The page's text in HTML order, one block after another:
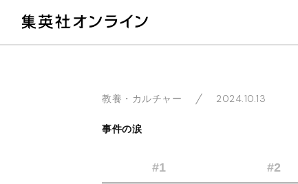
教養・カルチャー 2024.10.13
事件の涙
#1 #2